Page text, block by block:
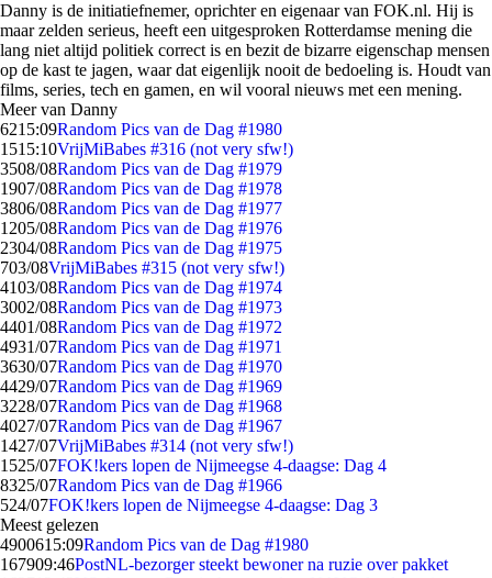
Danny is de initiatiefnemer, oprichter en eigenaar van FOK.nl. Hij is
maar zelden serieus, heeft een uitgesproken Rotterdamse mening die
lang niet altijd politiek correct is en bezit de bizarre eigenschap mensen
op de kast te jagen, waar dat eigenlijk nooit de bedoeling is. Houdt van
films, series, tech en gamen, en wil vooral nieuws met een mening.
Meer van Danny
6215:09Random Pics van de Dag #1980
1515:10VrijMiBabes #316 (not very sfw!)
3508/08Random Pics van de Dag #1979
1907/08Random Pics van de Dag #1978
3806/08Random Pics van de Dag #1977
1205/08Random Pics van de Dag #1976
2304/08Random Pics van de Dag #1975
703/08VrijMiBabes #315 (not very sfw!)
4103/08Random Pics van de Dag #1974
3002/08Random Pics van de Dag #1973
4401/08Random Pics van de Dag #1972
4931/07Random Pics van de Dag #1971
3630/07Random Pics van de Dag #1970
4429/07Random Pics van de Dag #1969
3228/07Random Pics van de Dag #1968
4027/07Random Pics van de Dag #1967
1427/07VrijMiBabes #314 (not very sfw!)
1525/07FOK!kers lopen de Nijmeegse 4-daagse: Dag 4
8325/07Random Pics van de Dag #1966
524/07FOK!kers lopen de Nijmeegse 4-daagse: Dag 3
Meest gelezen
4900615:09Random Pics van de Dag #1980
167909:46PostNL-bezorger steekt bewoner na ruzie over pakket